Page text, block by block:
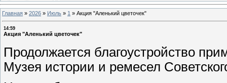
Главная » 2026 » Июль » 1 » Акция "Аленький цветочек"
14:59
Акция "Аленький цветочек"
Продолжается благоустройство
Музея истории и ремесел